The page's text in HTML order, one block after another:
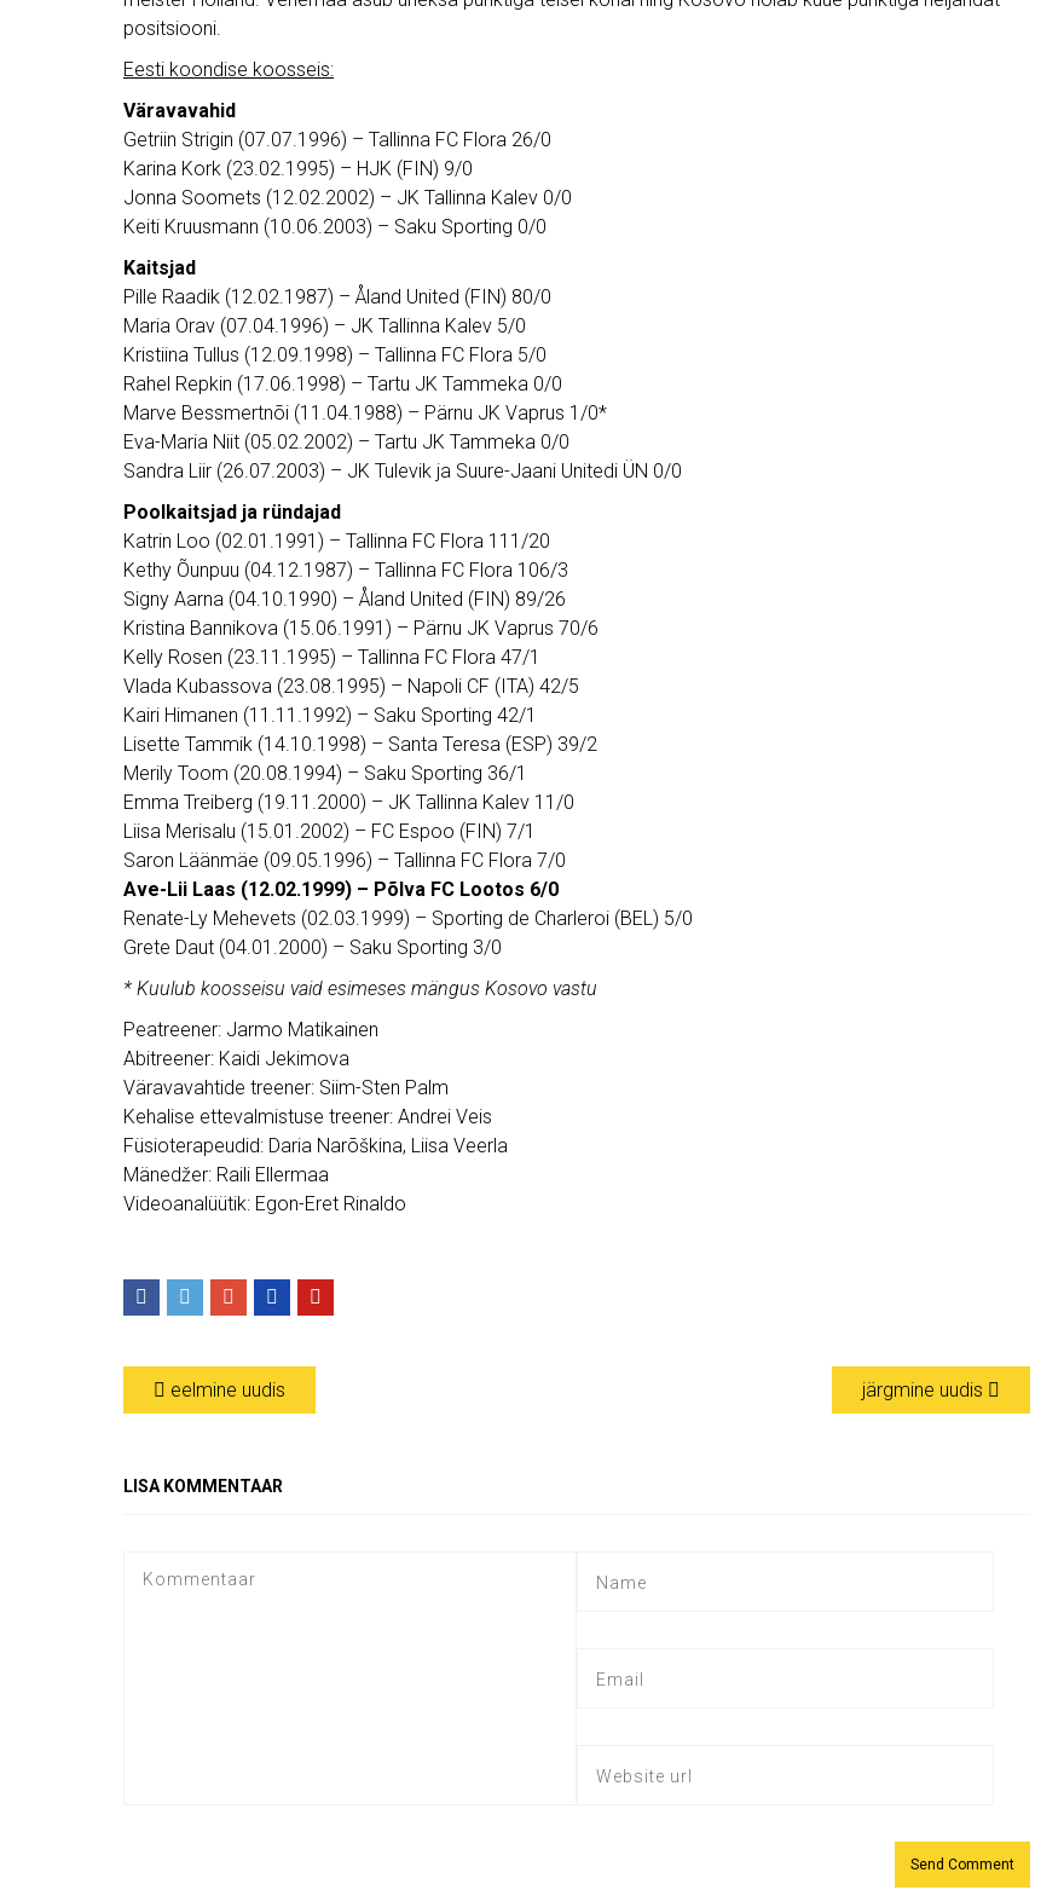
positsiooni.
Eesti koondise koosseis:
Väravavahid
Getriin Strigin (07.07.1996) – Tallinna FC Flora 26/0
Karina Kork (23.02.1995) – HJK (FIN) 9/0
Jonna Soomets (12.02.2002) – JK Tallinna Kalev 0/0
Keiti Kruusmann (10.06.2003) – Saku Sporting 0/0
Kaitsjad
Pille Raadik (12.02.1987) – Åland United (FIN) 80/0
Maria Orav (07.04.1996) – JK Tallinna Kalev 5/0
Kristiina Tullus (12.09.1998) – Tallinna FC Flora 5/0
Rahel Repkin (17.06.1998) – Tartu JK Tammeka 0/0
Marve Bessmertnõi (11.04.1988) – Pärnu JK Vaprus 1/0*
Eva-Maria Niit (05.02.2002) – Tartu JK Tammeka 0/0
Sandra Liir (26.07.2003) – JK Tulevik ja Suure-Jaani Unitedi ÜN 0/0
Poolkaitsjad ja ründajad
Katrin Loo (02.01.1991) – Tallinna FC Flora 111/20
Kethy Õunpuu (04.12.1987) – Tallinna FC Flora 106/3
Signy Aarna (04.10.1990) – Åland United (FIN) 89/26
Kristina Bannikova (15.06.1991) – Pärnu JK Vaprus 70/6
Kelly Rosen (23.11.1995) – Tallinna FC Flora 47/1
Vlada Kubassova (23.08.1995) – Napoli CF (ITA) 42/5
Kairi Himanen (11.11.1992) – Saku Sporting 42/1
Lisette Tammik (14.10.1998) – Santa Teresa (ESP) 39/2
Merily Toom (20.08.1994) – Saku Sporting 36/1
Emma Treiberg (19.11.2000) – JK Tallinna Kalev 11/0
Liisa Merisalu (15.01.2002) – FC Espoo (FIN) 7/1
Saron Läänmäe (09.05.1996) – Tallinna FC Flora 7/0
Ave-Lii Laas (12.02.1999) – Põlva FC Lootos 6/0
Renate-Ly Mehevets (02.03.1999) – Sporting de Charleroi (BEL) 5/0
Grete Daut (04.01.2000) – Saku Sporting 3/0
* Kuulub koosseisu vaid esimeses mängus Kosovo vastu
Peatreener: Jarmo Matikainen
Abitreener: Kaidi Jekimova
Väravavahtide treener: Siim-Sten Palm
Kehalise ettevalmistuse treener: Andrei Veis
Füsioterapeudid: Daria Narõškina, Liisa Veerla
Mänedžer: Raili Ellermaa
Videoanalüütik: Egon-Eret Rinaldo
eelmine uudis järgmine uudis
LISA KOMMENTAAR